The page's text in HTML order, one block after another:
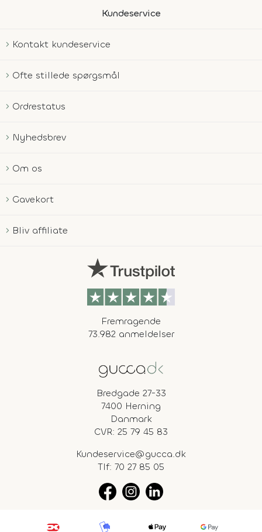
Kundeservice
Kontakt kundeservice
Ofte stillede spørgsmål
Ordrestatus
Nyhedsbrev
Om os
Gavekort
Bliv affiliate
Fremragende
73.982 anmeldelser
Bredgade 27-33
7400 Herning
Danmark
CVR: 25 79 45 83
Kundeservice@gucca.dk
Tlf: 70 27 85 05